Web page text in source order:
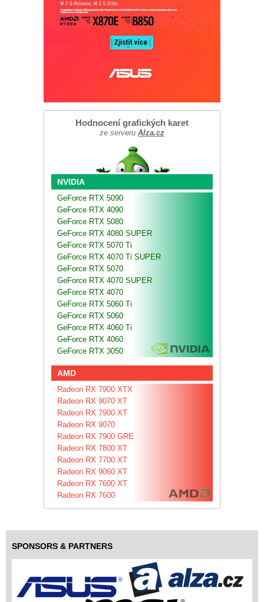
Hodnocení grafických karet
ze serveru Alza.cz
NVIDIA
GeForce RTX 5090
GeForce RTX 4090
GeForce RTX 5080
GeForce RTX 4080 SUPER
GeForce RTX 5070 Ti
GeForce RTX 4070 Ti SUPER
GeForce RTX 5070
GeForce RTX 4070 SUPER
GeForce RTX 4070
GeForce RTX 5060 Ti
GeForce RTX 5060
GeForce RTX 4060 Ti
GeForce RTX 4060
GeForce RTX 3050
AMD
Radeon RX 7900 XTX
Radeon RX 9070 XT
Radeon RX 7900 XT
Radeon RX 9070
Radeon RX 7900 GRE
Radeon RX 7800 XT
Radeon RX 7700 XT
Radeon RX 9060 XT
Radeon RX 7600 XT
Radeon RX 7600
SPONSORS & PARTNERS